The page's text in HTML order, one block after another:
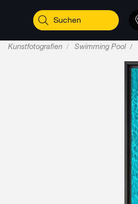
Kunstfotografien Swimming Pool